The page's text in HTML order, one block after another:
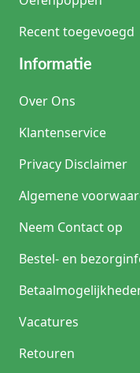
Recent toegevoegd
Informatie
Over Ons
Klantenservice
Privacy Disclaimer
Algemene
Neem Contact op
Bestel- en
Vacatures
Retouren